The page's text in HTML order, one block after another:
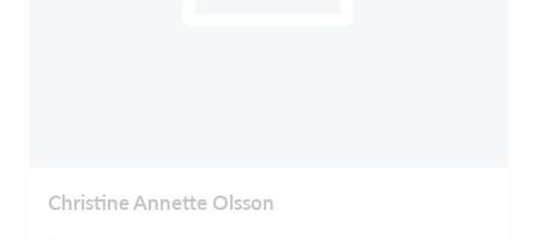
Christine Annette Olsson